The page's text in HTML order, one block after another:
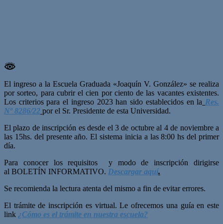
El ingreso a la Escuela Graduada «Joaquín V. González» se realiza
por sorteo, para cubrir el cien por ciento de las vacantes existentes.
Los criterios para el ingreso 2023 han sido establecidos en la Res.
Nº 8286/22 por el Sr. Presidente de esta Universidad.
El plazo de inscripción es desde el 3 de octubre al 4 de noviembre a
las 15hs. del presente año. El sistema inicia a las 8:00 hs del primer
día.
Para conocer los requisitos y modo de inscripción dirigirse
al BOLETÍN INFORMATIVO. Descargar aquí.
Se recomienda la lectura atenta del mismo a fin de evitar errores.
El trámite de inscripción es virtual. Le ofrecemos una guía en este
link ¿Cómo es el trámite en nuestra escuela?